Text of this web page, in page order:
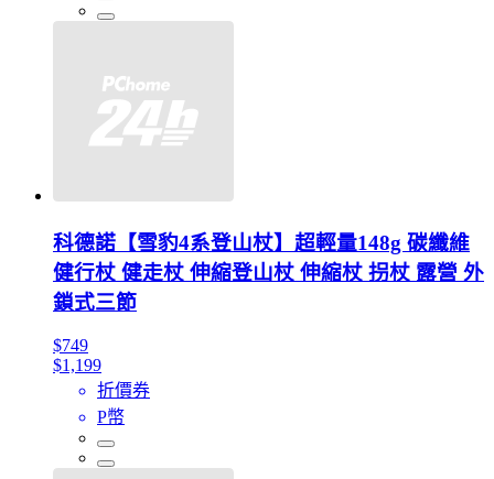
科德諾【雪豹4系登山杖】超輕量148g 碳纖維
健行杖 健走杖 伸縮登山杖 伸縮杖 拐杖 露營 外
鎖式三節
$749
$1,199
折價券
P幣